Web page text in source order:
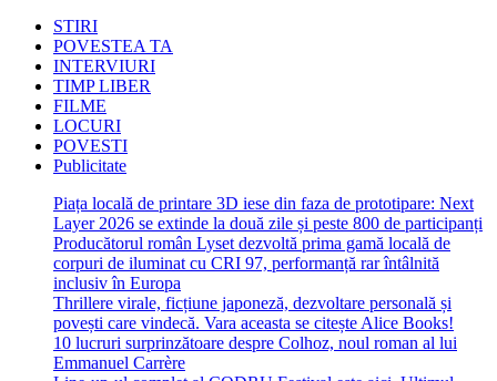
STIRI
POVESTEA TA
INTERVIURI
TIMP LIBER
FILME
LOCURI
POVESTI
Publicitate
Piața locală de printare 3D iese din faza de prototipare: Next
Layer 2026 se extinde la două zile și peste 800 de participanți
Producătorul român Lyset dezvoltă prima gamă locală de
corpuri de iluminat cu CRI 97, performanță rar întâlnită
inclusiv în Europa
Thrillere virale, ficțiune japoneză, dezvoltare personală și
povești care vindecă. Vara aceasta se citește Alice Books!
10 lucruri surprinzătoare despre Colhoz, noul roman al lui
Emmanuel Carrère